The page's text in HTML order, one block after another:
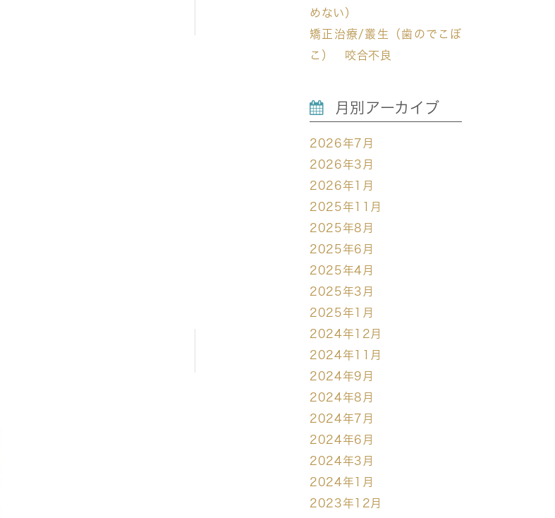
めない）
矯正治療/叢生（歯のでこぼ
こ） 咬合不良
月別アーカイブ
2026年7月
2026年3月
2026年1月
2025年11月
2025年8月
2025年6月
2025年4月
2025年3月
2025年1月
2024年12月
2024年11月
2024年9月
2024年8月
2024年7月
2024年6月
2024年3月
2024年1月
2023年12月